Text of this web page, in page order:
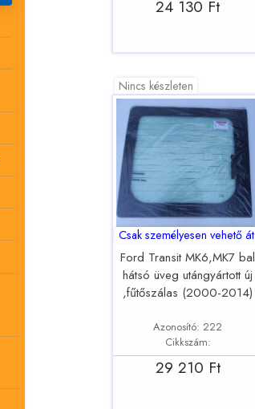
24 130 Ft
Nincs készleten
Csak személyesen vehető át
Ford Transit MK6,MK7 bal
hátsó üveg utángyártott új
,fűtőszálas (2000-2014)
Azonosító: 222
Cikkszám:
29 210 Ft